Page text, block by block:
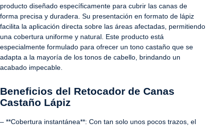
producto diseñado específicamente para cubrir las canas de
forma precisa y duradera. Su presentación en formato de lápiz
facilita la aplicación directa sobre las áreas afectadas, permitiendo
una cobertura uniforme y natural. Este producto está
especialmente formulado para ofrecer un tono castaño que se
adapta a la mayoría de los tonos de cabello, brindando un
acabado impecable.
Beneficios del Retocador de Canas
Castaño Lápiz
– **Cobertura instantánea**: Con tan solo unos pocos trazos, el